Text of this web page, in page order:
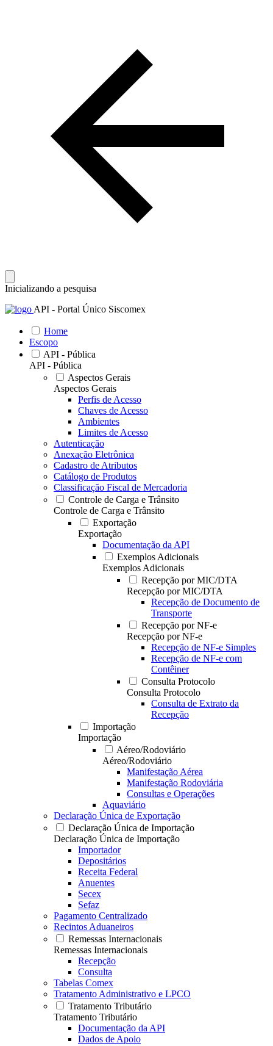
Inicializando a pesquisa
API - Portal Único Siscomex
Home
Escopo
API - Pública
API - Pública
Aspectos Gerais
Aspectos Gerais
Perfis de Acesso
Chaves de Acesso
Ambientes
Limites de Acesso
Autenticação
Anexação Eletrônica
Cadastro de Atributos
Catálogo de Produtos
Classificação Fiscal de Mercadoria
Controle de Carga e Trânsito
Controle de Carga e Trânsito
Exportação
Exportação
Documentação da API
Exemplos Adicionais
Exemplos Adicionais
Recepção por MIC/DTA
Recepção por MIC/DTA
Recepção de Documento de
Transporte
Recepção por NF-e
Recepção por NF-e
Recepção de NF-e Simples
Recepção de NF-e com
Contêiner
Consulta Protocolo
Consulta Protocolo
Consulta de Extrato da
Recepção
Importação
Importação
Aéreo/Rodoviário
Aéreo/Rodoviário
Manifestação Aérea
Manifestação Rodoviária
Consultas e Operações
Aquaviário
Declaração Única de Exportação
Declaração Única de Importação
Declaração Única de Importação
Importador
Depositários
Receita Federal
Anuentes
Secex
Sefaz
Pagamento Centralizado
Recintos Aduaneiros
Remessas Internacionais
Remessas Internacionais
Recepção
Consulta
Tabelas Comex
Tratamento Administrativo e LPCO
Tratamento Tributário
Tratamento Tributário
Documentação da API
Dados de Apoio